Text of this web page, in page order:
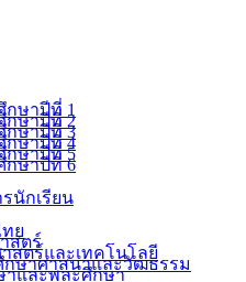
ษาปีที่ 1
กษาปีที่ 2
กษาปีที่ 3
กษาปีที่ 4
กษาปีที่ 5
กษาปีที่ 6
นักเรียน
ย
สตร์
สตร์และเทคโนโลยี
กษาศาสนาและวัฒธรรม
าและพละศึกษา